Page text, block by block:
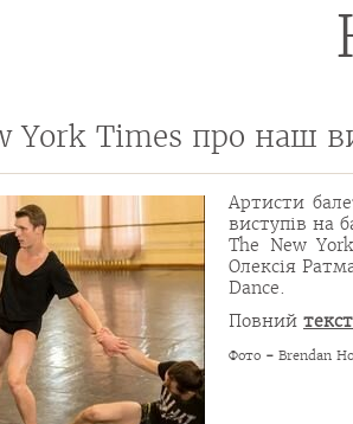
York Times про наш
Артисти
виступів на
The New
Олексія
Dance.
Повний
Фото - Brendan